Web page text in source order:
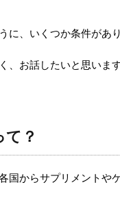
に、いくつか条件があ
、お話したいと思います
て？
国からサプリメントや